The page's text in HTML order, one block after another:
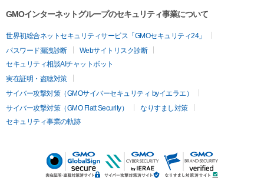
GMOインターネットグループのセキュリティ事業について
世界初総合ネットセキュリティサービス「GMOセキュリティ24」
パスワード漏洩診断
Webサイトリスク診断
セキュリティ相談AIチャットボット
実在証明・盗聴対策
サイバー攻撃対策（GMOサイバーセキュリティ byイエラエ）
サイバー攻撃対策（GMO Flatt Security）
なりすまし対策
セキュリティ事業の軌跡